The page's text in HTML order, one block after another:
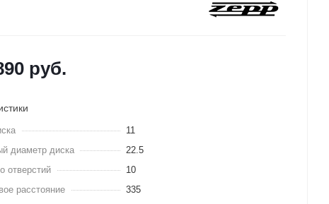
руб.
11
диаметр диска
22.5
отверстий
10
расстояние
335